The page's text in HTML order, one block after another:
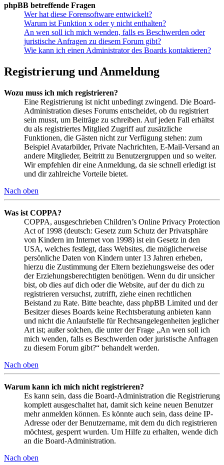
phpBB betreffende Fragen
Wer hat diese Forensoftware entwickelt?
Warum ist Funktion x oder y nicht enthalten?
An wen soll ich mich wenden, falls es Beschwerden oder
juristische Anfragen zu diesem Forum gibt?
Wie kann ich einen Administrator des Boards kontaktieren?
Registrierung und Anmeldung
Wozu muss ich mich registrieren?
Eine Registrierung ist nicht unbedingt zwingend. Die Board-
Administration dieses Forums entscheidet, ob du registriert
sein musst, um Beiträge zu schreiben. Auf jeden Fall erhältst
du als registriertes Mitglied Zugriff auf zusätzliche
Funktionen, die Gästen nicht zur Verfügung stehen: zum
Beispiel Avatarbilder, Private Nachrichten, E-Mail-Versand an
andere Mitglieder, Beitritt zu Benutzergruppen und so weiter.
Wir empfehlen dir eine Anmeldung, da sie schnell erledigt ist
und dir zahlreiche Vorteile bietet.
Nach oben
Was ist COPPA?
COPPA, ausgeschrieben Children’s Online Privacy Protection
Act of 1998 (deutsch: Gesetz zum Schutz der Privatsphäre
von Kindern im Internet von 1998) ist ein Gesetz in den
USA, welches festlegt, dass Websites, die möglicherweise
persönliche Daten von Kindern unter 13 Jahren erheben,
hierzu die Zustimmung der Eltern beziehungsweise des oder
der Erziehungsberechtigten benötigen. Wenn du dir unsicher
bist, ob dies auf dich oder die Website, auf der du dich zu
registrieren versuchst, zutrifft, ziehe einen rechtlichen
Beistand zu Rate. Bitte beachte, dass phpBB Limited und der
Besitzer dieses Boards keine Rechtsberatung anbieten kann
und nicht die Anlaufstelle für Rechtsangelegenheiten jeglicher
Art ist; außer solchen, die unter der Frage „An wen soll ich
mich wenden, falls es Beschwerden oder juristische Anfragen
zu diesem Forum gibt?“ behandelt werden.
Nach oben
Warum kann ich mich nicht registrieren?
Es kann sein, dass die Board-Administration die Registrierung
komplett ausgeschaltet hat, damit sich keine neuen Benutzer
mehr anmelden können. Es könnte auch sein, dass deine IP-
Adresse oder der Benutzername, mit dem du dich registrieren
möchtest, gesperrt wurden. Um Hilfe zu erhalten, wende dich
an die Board-Administration.
Nach oben